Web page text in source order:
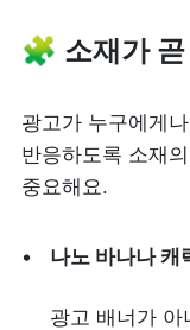
🧩 소재가
광고가 누구에게
반응하도록 소재
중요해요.
나노 바나나 캐
광고 배너가 아